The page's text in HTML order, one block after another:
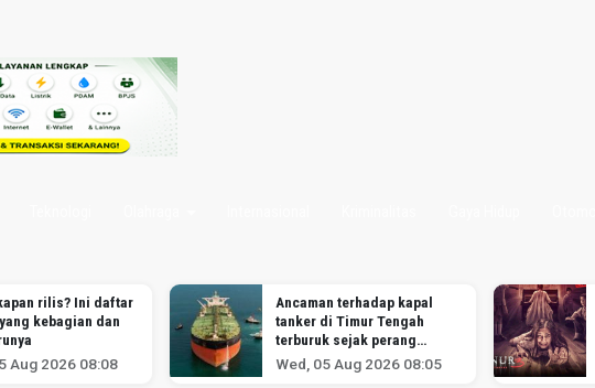
rilis? Ini daftar
kebagian dan
Aug 2026 08:08
Ancaman terhadap kapal
tanker di Timur Tengah
terburuk sejak perang
melawan Iran dimulai,
menurut analis
Wed, 05 Aug 2026 08:05